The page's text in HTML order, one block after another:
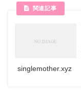
singlemother.xyz